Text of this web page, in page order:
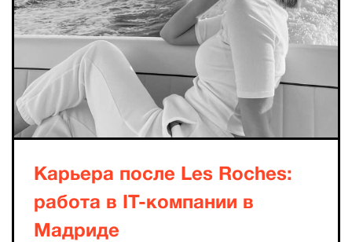
Карьера после Les Roches:
работа в IT-компании в
Мадриде